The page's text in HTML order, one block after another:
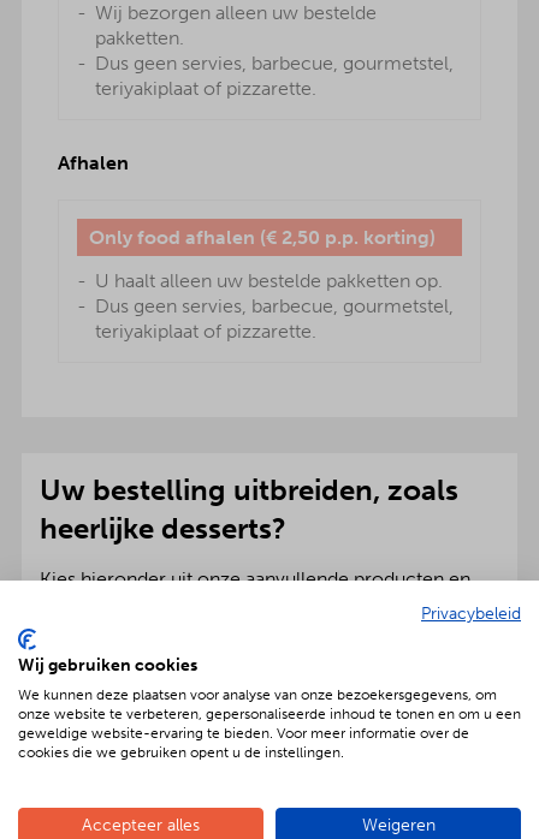
Wij bezorgen alleen uw bestelde
pakketten.
Dus geen servies, barbecue, gourmetstel,
teriyakiplaat of pizzarette.
Afhalen
Only food afhalen (€ 2,50 p.p. korting)
U haalt alleen uw bestelde pakketten op.
Dus geen servies, barbecue, gourmetstel,
teriyakiplaat of pizzarette.
Uw bestelling uitbreiden, zoals
heerlijke desserts?
Kies hieronder uit onze aanvullende producten en
maak uw bestelling naar hartenlust compleet. Onder
ambachtelijke desserts bestellen. Klik op een
categorie om product(en) te selecteren en voeg ze
direct toe aan jouw winkelmandje. Zo simpel kan het
zijn!
Privacybeleid
Wij gebruiken cookies
We kunnen deze plaatsen voor analyse van onze bezoekersgegevens, om
onze website te verbeteren, gepersonaliseerde inhoud te tonen en om u een
geweldige website-ervaring te bieden. Voor meer informatie over de
cookies die we gebruiken opent u de instellingen.
Accepteer alles Weigeren